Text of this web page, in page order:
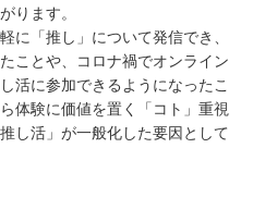
ります。
に「推し」について発信でき、
ことや、コロナ禍でオンライン
活に参加できるようになったこ
体験に価値を置く「コト」重視
し活」が一般化した要因として